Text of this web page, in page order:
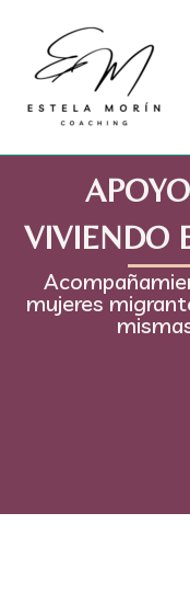
VIVIENDO
mujeres